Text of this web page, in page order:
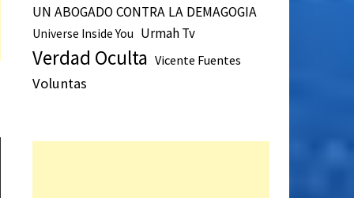
UN ABOGADO CONTRA LA DEMAGOGIA
Universe Inside You Urmah Tv
Verdad Oculta Vicente Fuentes
Voluntas